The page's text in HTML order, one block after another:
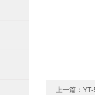
上一篇：